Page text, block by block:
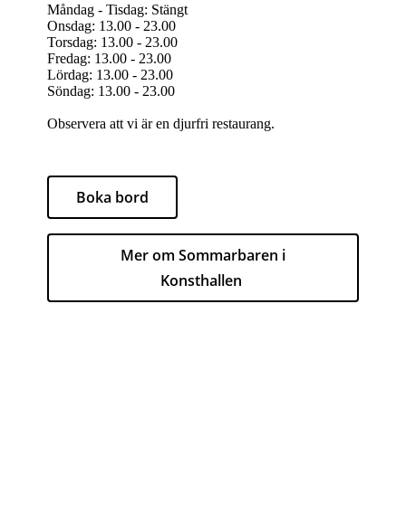
Måndag - Tisdag: Stängt
Onsdag: 13.00 - 23.00
Torsdag: 13.00 - 23.00
Fredag: 13.00 - 23.00
Lördag: 13.00 - 23.00
Söndag: 13.00 - 23.00
Observera att vi är en djurfri restaurang.
Boka bord
Mer om Sommarbaren i
Konsthallen